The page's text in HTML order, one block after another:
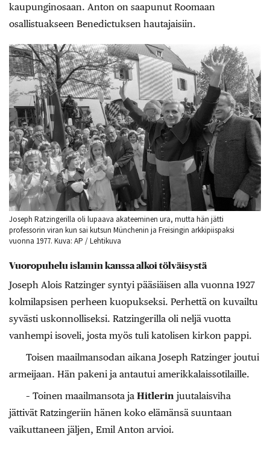
kaupunginosaan. Anton on saapunut Roomaan
osallistuakseen Benedictuksen hautajaisiin.
Joseph Ratzingerilla oli lupaava akateeminen ura, mutta hän jätti
professorin viran kun sai kutsun Münchenin ja Freisingin arkkipiispaksi
vuonna 1977. Kuva: AP / Lehtikuva
Vuoropuhelu islamin kanssa alkoi tölväisystä
Joseph Alois Ratzinger syntyi pääsiäisen alla vuonna 1927
kolmilapsisen perheen kuopukseksi. Perhettä on kuvailtu
syvästi uskonnolliseksi. Ratzingerilla oli neljä vuotta
vanhempi isoveli, josta myös tuli katolisen kirkon pappi.
Toisen maailmansodan aikana Joseph Ratzinger joutui
armeijaan. Hän pakeni ja antautui amerikkalaissotilaille.
– Toinen maailmansota ja Hitlerin juutalaisviha
jättivät Ratzingeriin hänen koko elämänsä suuntaan
vaikuttaneen jäljen, Emil Anton arvioi.